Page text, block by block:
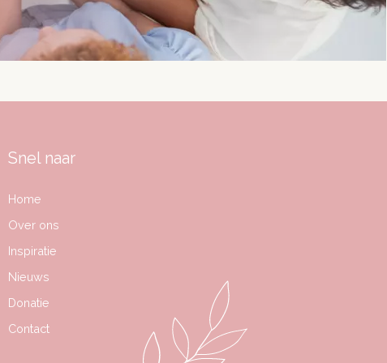
Snel naar
Home
Over ons
Inspiratie
Nieuws
Donatie
Contact